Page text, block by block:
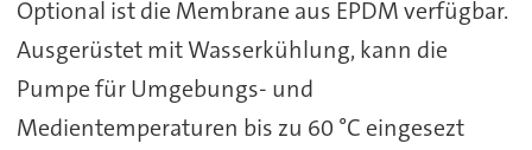
Optional ist die Membrane aus EPDM verfügbar.
Ausgerüstet mit Wasserkühlung, kann die
Pumpe für Umgebungs- und
Medientemperaturen bis zu 60 °C eingesezt